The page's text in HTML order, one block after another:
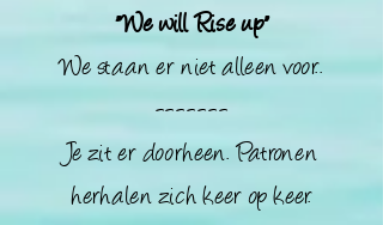
"We will Rise up"
We staan er niet alleen voor..
-------
Je zit er doorheen. Patronen
herhalen zich keer op keer.